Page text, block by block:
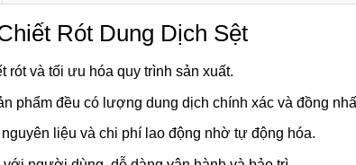
Rót Dung Dịch Sệt
rót và tối ưu hóa quy trình sản xuất.
phẩm đều có lượng dung dịch chính xác và đồng
liệu và chi phí lao động nhờ tự động hóa.